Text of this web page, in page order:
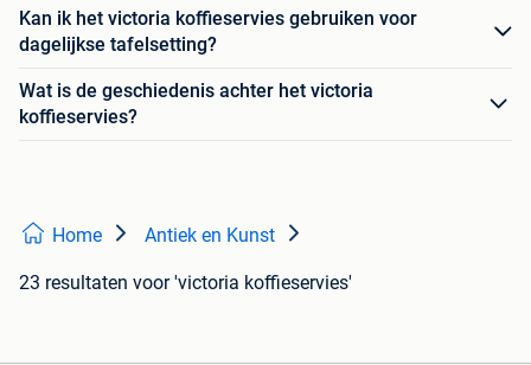
Kan ik het victoria koffieservies gebruiken voor
dagelijkse tafelsetting?
Wat is de geschiedenis achter het victoria
koffieservies?
Home Antiek en Kunst
23 resultaten voor 'victoria koffieservies'